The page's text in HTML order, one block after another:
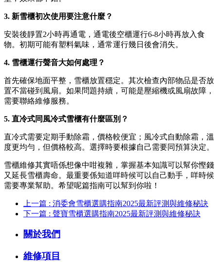
3. 新雪櫃初次使用要注意什麼？
安裝後靜置2小時再通電，通電後空櫃運行6-8小時再放入食
物。初期可能有塑料氣味，通常運行幾日後會消失。
4. 雪櫃運行聲音大如何處理？
首先確保地面平整，雪櫃放置穩定。其次檢查內部物品是否放
置不當碰到風扇。如果問題持續，可能是壓縮機或風扇故障，
需要聯絡維修服務。
5. 直冷式同風冷式雪櫃有什麼區別？
直冷式需要定期手動除霜，價格較便宜；風冷式自動除霜，溫
度更均勻，但價格較高。選擇時要根據自己需要同預算決定。
雪櫃維修其實唔係想像中咁複雜，掌握基本知識可以幫你慳錢
又延長雪櫃壽命。最重要係知道咩時候可以自己動手，咩時候
需要專業幫助。希望呢篇指南可以幫到你啦！
上一篇 : 消委會雪櫃選購指南2025最新評測與維修秘訣
下一篇 : 聲寶雪櫃選購指南2025最新評測與維修秘訣
關於我們
維修項目